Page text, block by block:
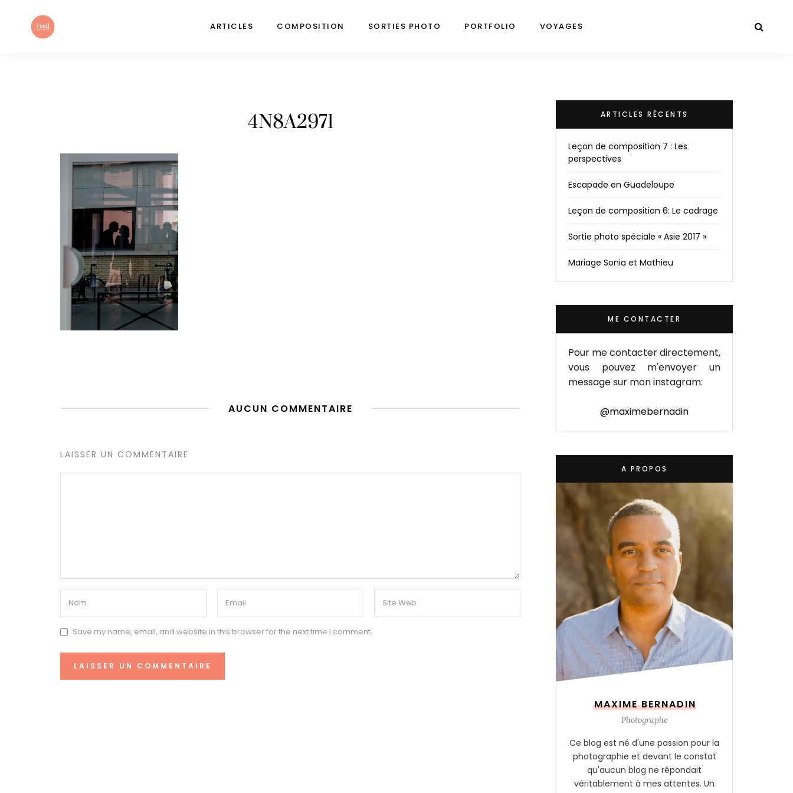
ARTICLES COMPOSITION SORTIES PHOTO PORTFOLIO VOYAGES
4N8A2971
AUCUN COMMENTAIRE
LAISSER UN COMMENTAIRE
Save my name, email, and website in this browser for the next time I comment.
ARTICLES RÉCENTS
Leçon de composition 7 : Les
perspectives
Escapade en Guadeloupe
Leçon de composition 6: Le cadrage
Sortie photo spéciale « Asie 2017 »
Mariage Sonia et Mathieu
ME CONTACTER
Pour me contacter directement,
vous pouvez m'envoyer un
message sur mon instagram:
@maximebernadin
A PROPOS
MAXIME BERNADIN
Photographe
Ce blog est né d'une passion pour la
photographie et devant le constat
qu'aucun blog ne répondait
véritablement à mes attentes. Un